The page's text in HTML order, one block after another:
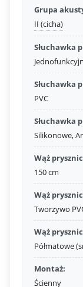
Grupa
II (cicha)
Słuchawka
Słuchawka
PVC
Słuchawka
Silikonowe,
Wąż
150 cm
Wąż
Tworzywo
Wąż
Półmatowe
Montaż:
Ścienny